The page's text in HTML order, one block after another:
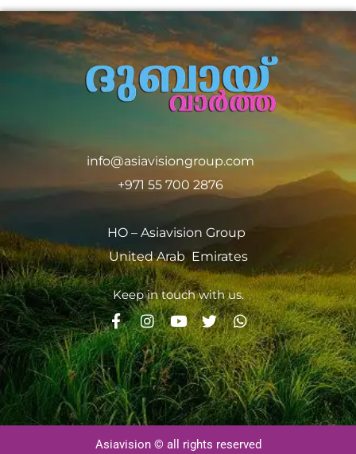
info@asiavisiongroup.com
+971 55 700 2876
HO – Asiavision Group
United Arab Emirates
Keep in touch with us.
Asiavision © all rights reserved